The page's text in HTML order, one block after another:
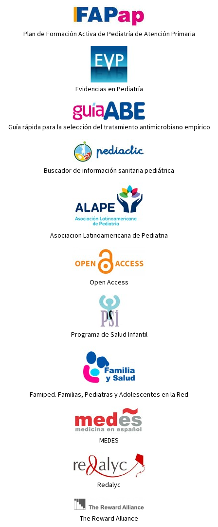
Plan de Formación Activa de Pediatría de Atención Primaria
Evidencias en Pediatría
Guía rápida para la selección del tratamiento antimicrobiano empírico
Buscador de información sanitaria pediátrica
Asociacion Latinoamericana de Pediatria
Open Access
Programa de Salud Infantil
Famiped. Familias, Pediatras y Adolescentes en la Red
MEDES
Redalyc
The Reward Alliance